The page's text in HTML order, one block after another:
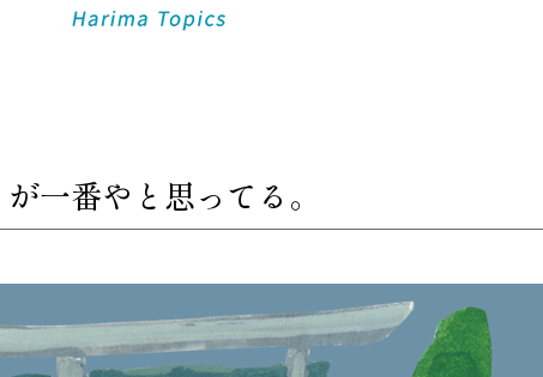
一番やと思ってる。